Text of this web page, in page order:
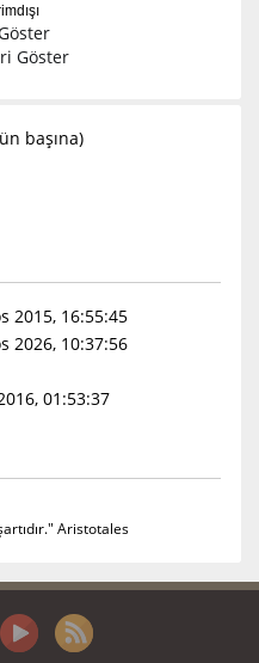
Göster
başına)
2015, 16:55:45
2026, 10:37:56
01:53:37
Aristotales